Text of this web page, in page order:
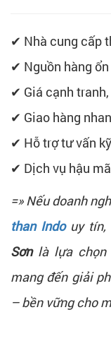
✔ Nhà cung cấp
✔ Nguồn hàng
✔ Giá cạnh
✔ Giao hàng
✔ Hỗ trợ tư vấn
✔ Dịch vụ hậu
=» Nếu doanh
than Indouy tín,
Sơnlà lựa chọn
mang đến giải
– bền vững cho